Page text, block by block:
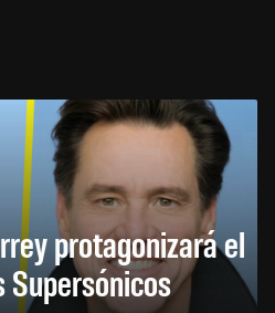
protagonizará el